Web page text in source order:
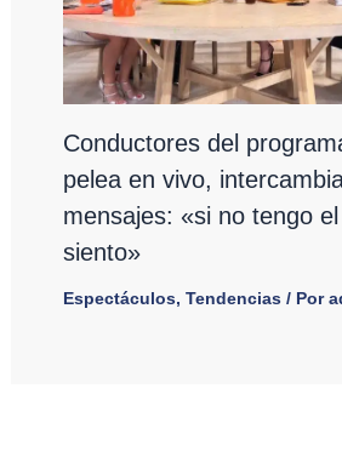
Conductores del
pelea en vivo,
mensajes: «si no tengo
siento»
Espectáculos, Tendencias/ Por